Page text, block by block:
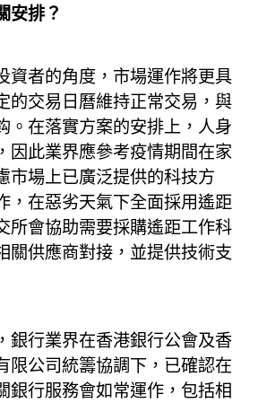
安排？
資者的角度，市場運作將更具
的交易日曆維持正常交易，與
。在落實方案的安排上，人身
因此業界應參考疫情期間在家
市場上已廣泛提供的科技方
，在惡劣天氣下全面採用遙距
所會協助需要採購遙距工作科
關供應商對接，並提供技術支
銀行業界在香港銀行公會及香
限公司統籌協調下，已確認在
銀行服務會如常運作，包括相